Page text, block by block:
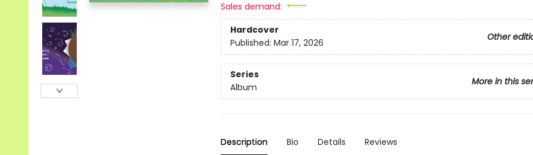
Sales demand:
Hardcover
Other
Published: Mar 17, 2026
Series
More in this
Album
Description Bio Details Reviews